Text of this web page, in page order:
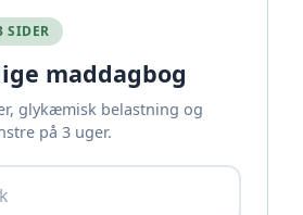
SIDER
maddagbog
glykæmisk belastning og
på 3 uger.